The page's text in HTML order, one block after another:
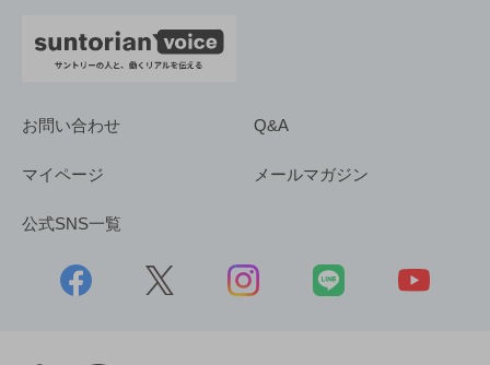
お問い合わせ Q&A
マイページ メールマガジン
公式SNS一覧